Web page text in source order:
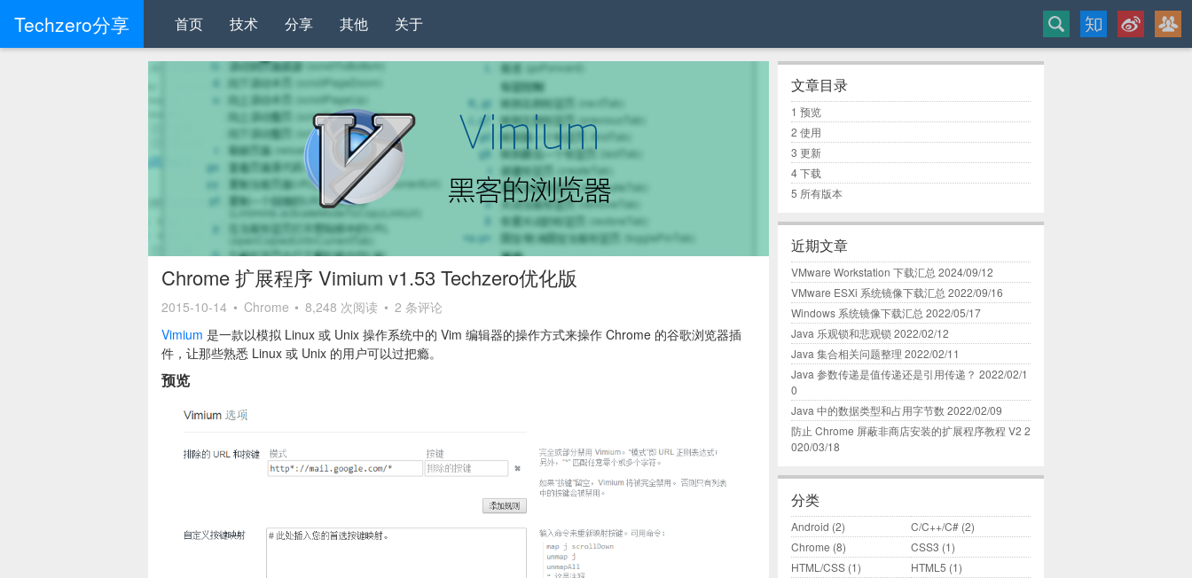
Techzero分享 首页 技术 分享 其他 关于
Chrome 扩展程序 Vimium v1.53 Techzero优化版
2015-10-14 • Chrome • 8,248 次阅读 • 2 条评论
Vimium 是一款以模拟 Linux 或 Unix 操作系统中的 Vim 编辑器的操作方式来操作 Chrome 的谷歌浏览器插
件，让那些熟悉 Linux 或 Unix 的用户可以过把瘾。
预览
文章目录
1 预览
2 使用
3 更新
4下载
5 所有版本
近期文章
VMware Workstation 下载汇总 2024/09/12
VMware ESXi 系统镜像下载汇总 2022/09/16
Windows 系统镜像下载汇总 2022/05/17
Java 乐观锁和悲观锁 2022/02/12
Java 集合相关问题整理 2022/02/11
Java 参数传递是值传递还是引用传递？ 2022/02/1
0
Java 中的数据类型和占用字节数 2022/02/09
防止 Chrome 屏蔽非商店安装的扩展程序教程 V2 2
020/03/18
分类
Android (2) C/C++/C# (2)
Chrome (8) CSS3 (1)
HTML/CSS (1) HTML5 (1)